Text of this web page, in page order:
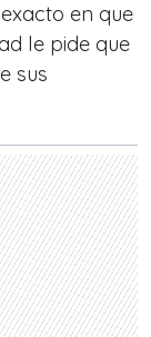
en que
le pide que
sus